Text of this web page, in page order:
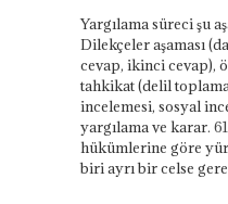
Yargılama süreci şu
Dilekçeler aşaması
cevap, ikinci cevap),
tahkikat (delil
incelemesi, sosyal
yargılama ve karar.
hükümlerine göre
biri ayrı bir celse